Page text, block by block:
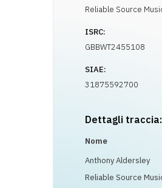
Reliable Source
ISRC:
GBBWT2455108
SIAE:
31875592700
Dettagli traccia:
Nome
Anthony Aldersley
Reliable Source